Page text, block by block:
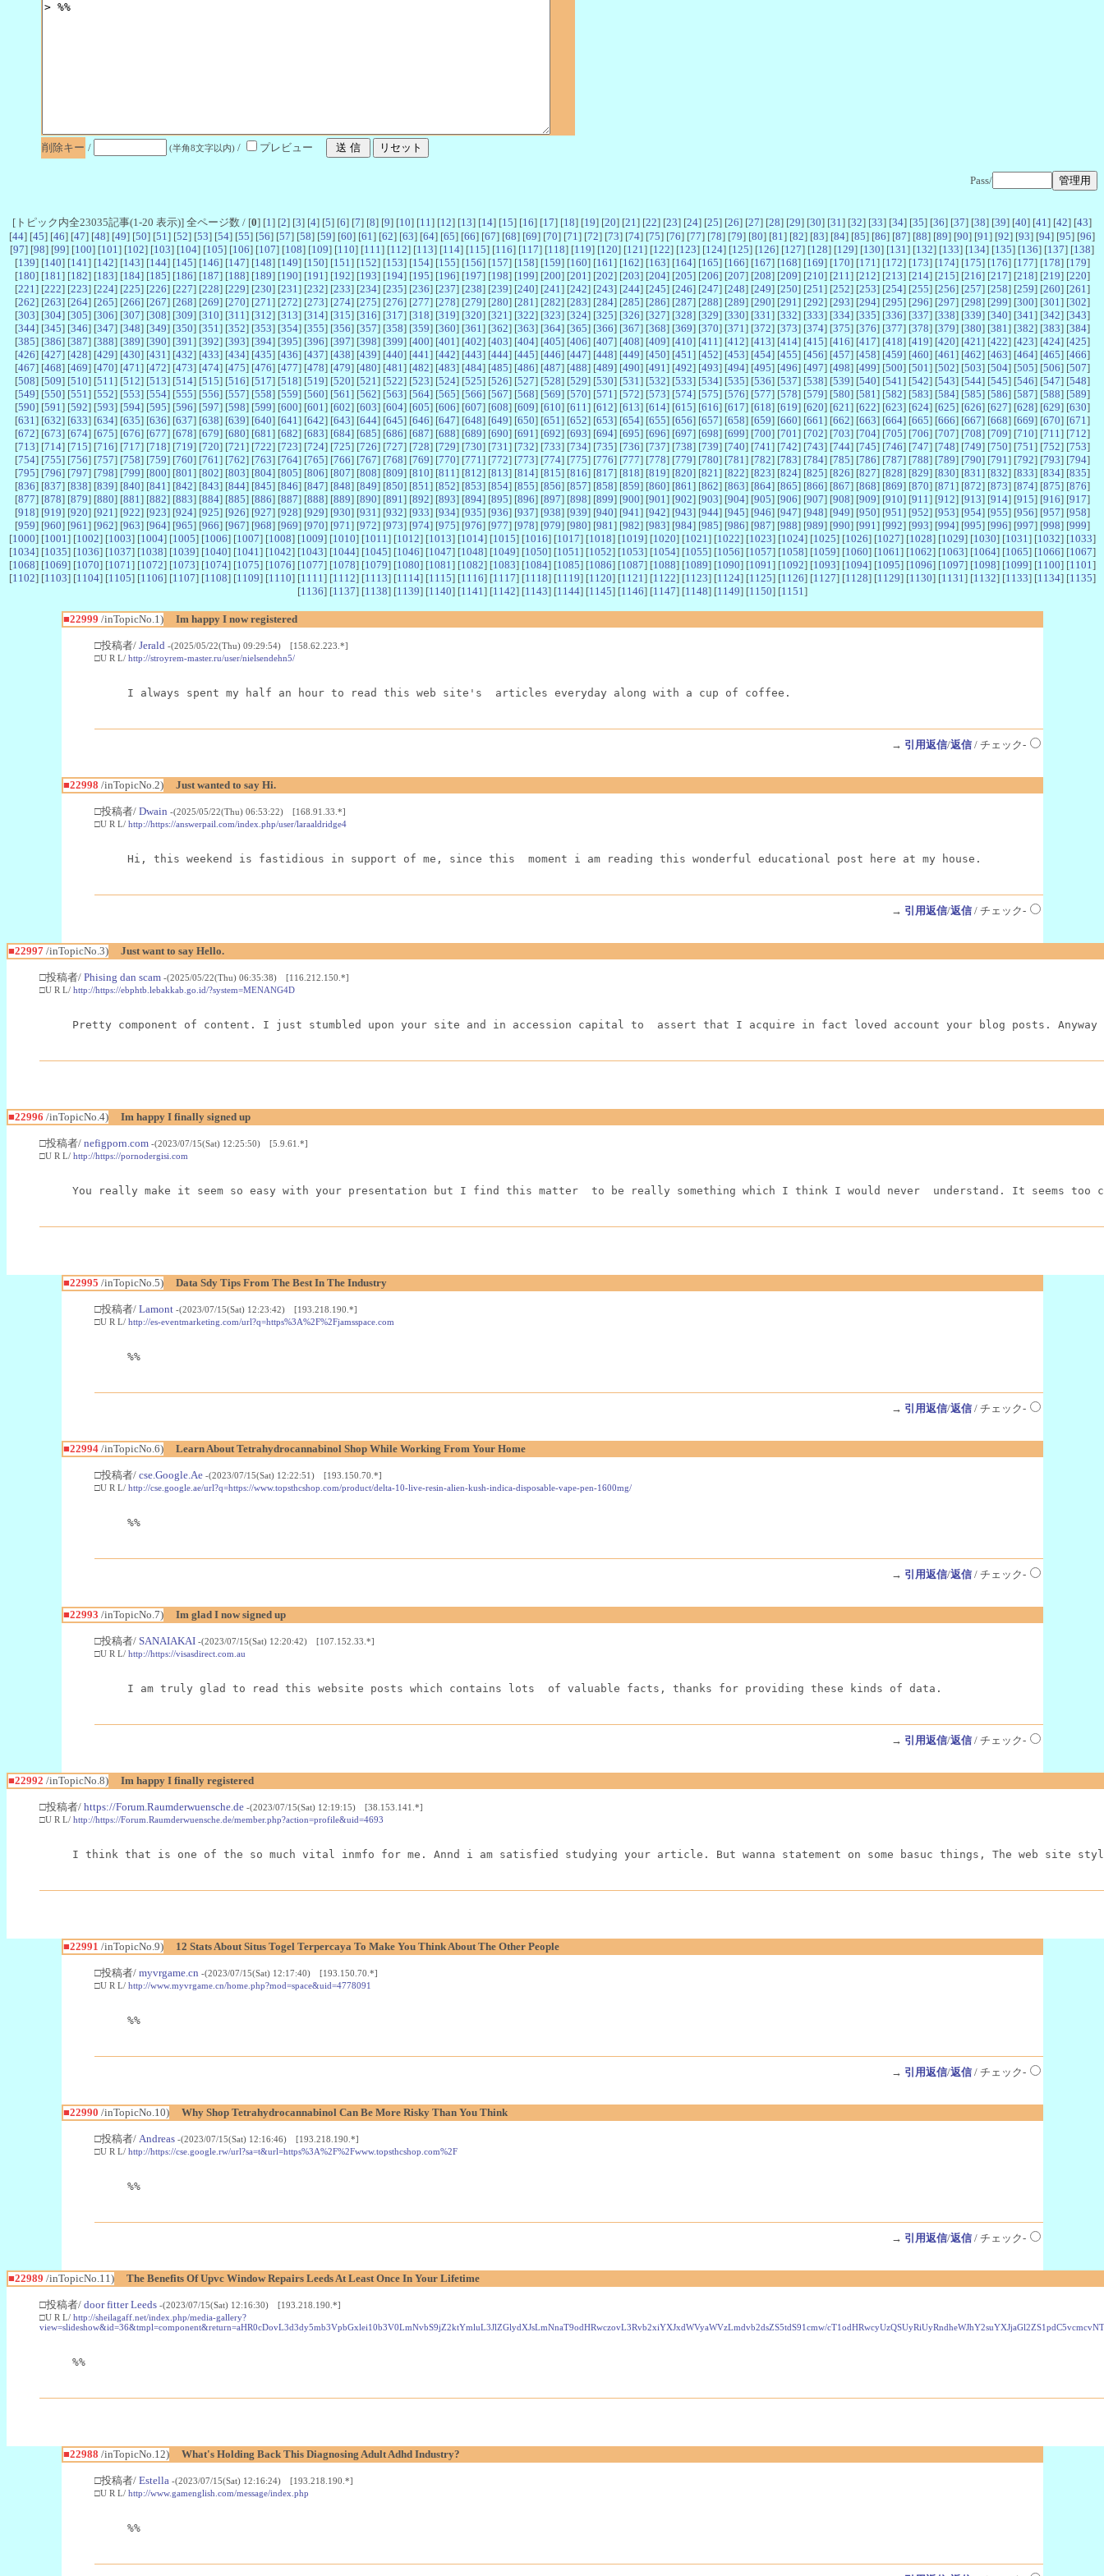
削除キー / (半角8文字以内) / プレビュー
Pass/
[トピック内全23035記事(1-20 表示)] 全ページ数 / [0] [1 ] [2] [3] [4] [5] [6] [7] [8] [9] [10] [11 ] [12] [13] [14] [15] [16] [17] [18] [19] [20] [21 ] [22] [23] [24] [25] [26] [27] [28] [29] [30] [31 ] [32] [33] [34] [35] [36] [37] [38] [39] [40] [41 ] [42] [43]
[44] [45] [46] [47] [48] [49] [50] [51 ] [52] [53] [54] [55] [56] [57] [58] [59] [60] [61 ] [62] [63] [64] [65] [66] [67] [68] [69] [70] [71 ] [72] [73] [74] [75] [76] [77] [78] [79] [80] [81 ] [82] [83] [84] [85] [86] [87] [88] [89] [90] [91 ] [92] [93] [94] [95] [96]
[97] [98] [99] [100] [101 ] [102] [103] [104] [105] [106] [107] [108] [109] [110] [111 ] [112] [113] [114] [115] [116] [117] [118] [119] [120] [121 ] [122] [123] [124] [125] [126] [127] [128] [129] [130] [131 ] [132] [133] [134] [135] [136] [137] [138]
[139] [140] [141 ] [142] [143] [144] [145] [146] [147] [148] [149] [150] [151 ] [152] [153] [154] [155] [156] [157] [158] [159] [160] [161 ] [162] [163] [164] [165] [166] [167] [168] [169] [170] [171 ] [172] [173] [174] [175] [176] [177] [178] [179]
[180] [181 ] [182] [183] [184] [185] [186] [187] [188] [189] [190] [191 ] [192] [193] [194] [195] [196] [197] [198] [199] [200] [201 ] [202] [203] [204] [205] [206] [207] [208] [209] [210] [211 ] [212] [213] [214] [215] [216] [217] [218] [219] [220]
[221 ] [222] [223] [224] [225] [226] [227] [228] [229] [230] [231 ] [232] [233] [234] [235] [236] [237] [238] [239] [240] [241 ] [242] [243] [244] [245] [246] [247] [248] [249] [250] [251 ] [252] [253] [254] [255] [256] [257] [258] [259] [260] [261 ]
[262] [263] [264] [265] [266] [267] [268] [269] [270] [271 ] [272] [273] [274] [275] [276] [277] [278] [279] [280] [281 ] [282] [283] [284] [285] [286] [287] [288] [289] [290] [291 ] [292] [293] [294] [295] [296] [297] [298] [299] [300] [301 ] [302]
[303] [304] [305] [306] [307] [308] [309] [310] [311 ] [312] [313] [314] [315] [316] [317] [318] [319] [320] [321 ] [322] [323] [324] [325] [326] [327] [328] [329] [330] [331 ] [332] [333] [334] [335] [336] [337] [338] [339] [340] [341 ] [342] [343]
[344] [345] [346] [347] [348] [349] [350] [351 ] [352] [353] [354] [355] [356] [357] [358] [359] [360] [361 ] [362] [363] [364] [365] [366] [367] [368] [369] [370] [371 ] [372] [373] [374] [375] [376] [377] [378] [379] [380] [381 ] [382] [383] [384]
[385] [386] [387] [388] [389] [390] [391 ] [392] [393] [394] [395] [396] [397] [398] [399] [400] [401 ] [402] [403] [404] [405] [406] [407] [408] [409] [410] [411 ] [412] [413] [414] [415] [416] [417] [418] [419] [420] [421 ] [422] [423] [424] [425]
[426] [427] [428] [429] [430] [431 ] [432] [433] [434] [435] [436] [437] [438] [439] [440] [441 ] [442] [443] [444] [445] [446] [447] [448] [449] [450] [451 ] [452] [453] [454] [455] [456] [457] [458] [459] [460] [461 ] [462] [463] [464] [465] [466]
[467] [468] [469] [470] [471 ] [472] [473] [474] [475] [476] [477] [478] [479] [480] [481 ] [482] [483] [484] [485] [486] [487] [488] [489] [490] [491 ] [492] [493] [494] [495] [496] [497] [498] [499] [500] [501 ] [502] [503] [504] [505] [506] [507]
[508] [509] [510] [511 ] [512] [513] [514] [515] [516] [517] [518] [519] [520] [521 ] [522] [523] [524] [525] [526] [527] [528] [529] [530] [531 ] [532] [533] [534] [535] [536] [537] [538] [539] [540] [541 ] [542] [543] [544] [545] [546] [547] [548]
[549] [550] [551 ] [552] [553] [554] [555] [556] [557] [558] [559] [560] [561 ] [562] [563] [564] [565] [566] [567] [568] [569] [570] [571 ] [572] [573] [574] [575] [576] [577] [578] [579] [580] [581 ] [582] [583] [584] [585] [586] [587] [588] [589]
[590] [591 ] [592] [593] [594] [595] [596] [597] [598] [599] [600] [601 ] [602] [603] [604] [605] [606] [607] [608] [609] [610] [611 ] [612] [613] [614] [615] [616] [617] [618] [619] [620] [621 ] [622] [623] [624] [625] [626] [627] [628] [629] [630]
[631 ] [632] [633] [634] [635] [636] [637] [638] [639] [640] [641 ] [642] [643] [644] [645] [646] [647] [648] [649] [650] [651 ] [652] [653] [654] [655] [656] [657] [658] [659] [660] [661 ] [662] [663] [664] [665] [666] [667] [668] [669] [670] [671 ]
[672] [673] [674] [675] [676] [677] [678] [679] [680] [681 ] [682] [683] [684] [685] [686] [687] [688] [689] [690] [691 ] [692] [693] [694] [695] [696] [697] [698] [699] [700] [701 ] [702] [703] [704] [705] [706] [707] [708] [709] [710] [711 ] [712]
[713] [714] [715] [716] [717] [718] [719] [720] [721 ] [722] [723] [724] [725] [726] [727] [728] [729] [730] [731 ] [732] [733] [734] [735] [736] [737] [738] [739] [740] [741 ] [742] [743] [744] [745] [746] [747] [748] [749] [750] [751 ] [752] [753]
[754] [755] [756] [757] [758] [759] [760] [761 ] [762] [763] [764] [765] [766] [767] [768] [769] [770] [771 ] [772] [773] [774] [775] [776] [777] [778] [779] [780] [781 ] [782] [783] [784] [785] [786] [787] [788] [789] [790] [791 ] [792] [793] [794]
[795] [796] [797] [798] [799] [800] [801 ] [802] [803] [804] [805] [806] [807] [808] [809] [810] [811 ] [812] [813] [814] [815] [816] [817] [818] [819] [820] [821 ] [822] [823] [824] [825] [826] [827] [828] [829] [830] [831 ] [832] [833] [834] [835]
[836] [837] [838] [839] [840] [841 ] [842] [843] [844] [845] [846] [847] [848] [849] [850] [851 ] [852] [853] [854] [855] [856] [857] [858] [859] [860] [861 ] [862] [863] [864] [865] [866] [867] [868] [869] [870] [871 ] [872] [873] [874] [875] [876]
[877] [878] [879] [880] [881 ] [882] [883] [884] [885] [886] [887] [888] [889] [890] [891 ] [892] [893] [894] [895] [896] [897] [898] [899] [900] [901 ] [902] [903] [904] [905] [906] [907] [908] [909] [910] [911 ] [912] [913] [914] [915] [916] [917]
[918] [919] [920] [921 ] [922] [923] [924] [925] [926] [927] [928] [929] [930] [931 ] [932] [933] [934] [935] [936] [937] [938] [939] [940] [941 ] [942] [943] [944] [945] [946] [947] [948] [949] [950] [951 ] [952] [953] [954] [955] [956] [957] [958]
[959] [960] [961 ] [962] [963] [964] [965] [966] [967] [968] [969] [970] [971 ] [972] [973] [974] [975] [976] [977] [978] [979] [980] [981 ] [982] [983] [984] [985] [986] [987] [988] [989] [990] [991 ] [992] [993] [994] [995] [996] [997] [998] [999]
[1000] [1001 ] [1002] [1003] [1004] [1005] [1006] [1007] [1008] [1009] [1010] [1011 ] [1012] [1013] [1014] [1015] [1016] [1017] [1018] [1019] [1020] [1021 ] [1022] [1023] [1024] [1025] [1026] [1027] [1028] [1029] [1030] [1031 ] [1032] [1033]
[1034] [1035] [1036] [1037] [1038] [1039] [1040] [1041 ] [1042] [1043] [1044] [1045] [1046] [1047] [1048] [1049] [1050] [1051 ] [1052] [1053] [1054] [1055] [1056] [1057] [1058] [1059] [1060] [1061 ] [1062] [1063] [1064] [1065] [1066] [1067]
[1068] [1069] [1070] [1071 ] [1072] [1073] [1074] [1075] [1076] [1077] [1078] [1079] [1080] [1081 ] [1082] [1083] [1084] [1085] [1086] [1087] [1088] [1089] [1090] [1091 ] [1092] [1093] [1094] [1095] [1096] [1097] [1098] [1099] [1100] [1101 ]
[1102] [1103] [1104] [1105] [1106] [1107] [1108] [1109] [1110] [1111 ] [1112] [1113] [1114] [1115] [1116] [1117] [1118] [1119] [1120] [1121 ] [1122] [1123] [1124] [1125] [1126] [1127] [1128] [1129] [1130] [1131 ] [1132] [1133] [1134] [1135]
[1136] [1137] [1138] [1139] [1140] [1141 ] [1142] [1143] [1144] [1145] [1146] [1147] [1148] [1149] [1150] [1151 ]
■22999 /inTopicNo.1) Im happy I now registered
□投稿者/ Jerald -(2025/05/22(Thu) 09:29:54) [158.62.223.*]
□U R L/ http://stroyrem-master.ru/user/nielsendehn5/
I always spent my half an hour to read this web site's  articles everyday along with a cup of coffee.
→ 引用返信/返信/ チェック-
■22998 /inTopicNo.2) Just wanted to say Hi.
□投稿者/ Dwain -(2025/05/22(Thu) 06:53:22) [168.91.33.*]
□U R L/ http://https://answerpail.com/index.php/user/laraaldridge4
Hi, this weekend is fastidious in support of me, since this  moment i am reading this wonderful educational post here at my house.
→ 引用返信/返信/ チェック-
■22997 /inTopicNo.3) Just want to say Hello.
□投稿者/ Phising dan scam -(2025/05/22(Thu) 06:35:38) [116.212.150.*]
□U R L/ http://https://ebphtb.lebakkab.go.id/?system=MENANG4D
Pretty component of content. I just stumbled upon your site and in accession capital to  assert that I acquire in fact loved account your blog posts.
■22996 /inTopicNo.4) Im happy I finally signed up
□投稿者/ nefigporn.com -(2023/07/15(Sat) 12:25:50) [5.9.61.*]
□U R L/ http://https://pornodergisi.com
You really make it seem so easy with your presentation but I find this matter  to be really something which I think I would never  understand. It seems
■22995 /inTopicNo.5) Data Sdy Tips From The Best In The Industry
□投稿者/ Lamont -(2023/07/15(Sat) 12:23:42) [193.218.190.*]
□U R L/ http://es-eventmarketing.com/url?q=https%3A%2F%2Fjamsspace.com
%%
→ 引用返信/返信/ チェック-
■22994/inTopicNo.6) Learn About Tetrahydrocannabinol Shop While Working From Your Home
□投稿者/ cse.Google.Ae -(2023/07/15(Sat) 12:22:51) [193.150.70.*]
□U R L/ http://cse.google.ae/url?q=https://www.topsthcshop.com/product/delta-10-live-resin-alien-kush-indica-disposable-vape-pen-1600mg/
%%
→ 引用返信/返信/ チェック-
■22993 /inTopicNo.7) Im glad I now signed up
□投稿者/ SANAIAKAI -(2023/07/15(Sat) 12:20:42) [107.152.33.*]
□U R L/ http://https://visasdirect.com.au
I am truly glad to read this website posts which contains lots  of valuable facts, thanks for providing these kinds of data.
→ 引用返信/返信/ チェック-
■22992 /inTopicNo.8) Im happy I finally registered
□投稿者/ https://Forum.Raumderwuensche.de -(2023/07/15(Sat) 12:19:15) [38.153.141.*]
□U R L/ http://https://Forum.Raumderwuensche.de/member.php?action=profile&uid=4693
I think that is one of the so much vital inmfo for me. Annd i am satisfied studying your article. But wanna statement on some basuc things, The web
■22991 /inTopicNo.9) 12 Stats About Situs Togel Terpercaya To Make You Think About The Other People
□投稿者/ myvrgame.cn -(2023/07/15(Sat) 12:17:40) [193.150.70.*]
□U R L/ http://www.myvrgame.cn/home.php?mod=space&uid=4778091
%%
→ 引用返信/返信/ チェック-
■22990 /inTopicNo.10) Why Shop Tetrahydrocannabinol Can Be More Risky Than You Think
□投稿者/ Andreas -(2023/07/15(Sat) 12:16:46) [193.218.190.*]
□U R L/ http://https://cse.google.rw/url?sa=t&url=https%3A%2F%2Fwww.topsthcshop.com%2F
%%
→ 引用返信/返信/ チェック-
■22989 /inTopicNo.11) The Benefits Of Upvc Window Repairs Leeds At Least Once In Your Lifetime
□投稿者/ door fitter Leeds -(2023/07/15(Sat) 12:16:30) [193.218.190.*]
□U R L/ http://sheilagaff.net/index.php/media-gallery?
view=slideshow&id=36&tmpl=component&return=aHR0cDovL3d3dy5mb3VpbGxlei10b3V0LmNvbS9jZ2ktYmluL3JlZGlydXJsLmNnaT9odHRwczovL3Rvb2xiYXJxdWVyaWVzLmdvb2dsZS5tdS91cmw/
%%
■22988 /inTopicNo.12) What's Holding Back This Diagnosing Adult Adhd Industry?
□投稿者/ Estella -(2023/07/15(Sat) 12:16:24) [193.218.190.*]
□U R L/ http://www.gamenglish.com/message/index.php
%%